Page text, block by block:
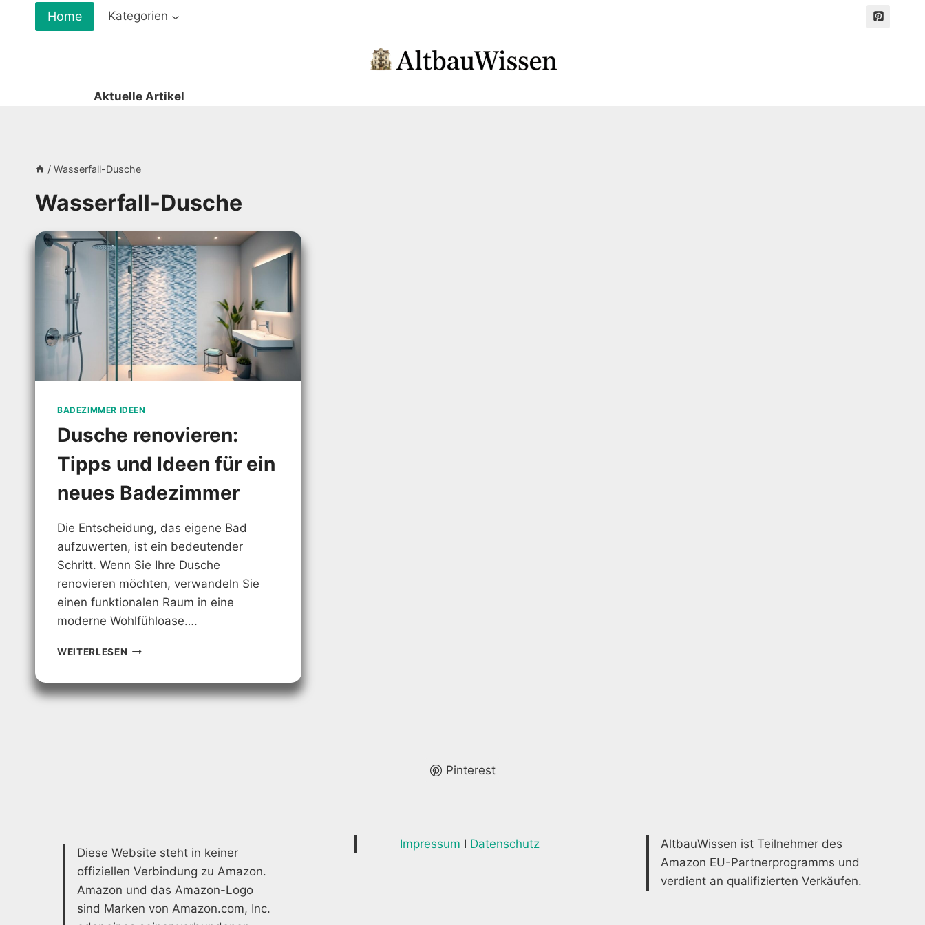
Home Kategorien
Aktuelle Artikel
/ Wasserfall-Dusche
Wasserfall-Dusche
BADEZIMMER IDEEN
Dusche renovieren:
Tipps und Ideen für ein
neues Badezimmer
Die Entscheidung, das eigene Bad
aufzuwerten, ist ein bedeutender
Schritt. Wenn Sie Ihre Dusche
renovieren möchten, verwandeln Sie
einen funktionalen Raum in eine
moderne Wohlfühloase….
WEITERLESEN DUSCHE
UND
Pinterest
Diese Website steht in keiner
offiziellen Verbindung zu Amazon.
Amazon und das Amazon-Logo
sind Marken von Amazon.com, Inc.
Impressum I Datenschutz
AltbauWissen ist Teilnehmer des
Amazon EU-Partnerprogramms und
verdient an qualifizierten Verkäufen.